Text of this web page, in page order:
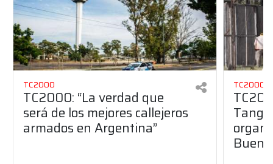
TC2000
TC2000: “La verdad que
será de los mejores callejeros
armados en Argentina”
TC2000